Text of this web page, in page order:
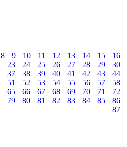
8 9 10 11 12 13 14 15
16
23 24 25 26 27 28 29
30
37 38 39 40 41 42 43
44
51 52 53 54 55 56 57
58
65 66 67 68 69 70 71
72
79 80 81 82 83 84 85
86
87